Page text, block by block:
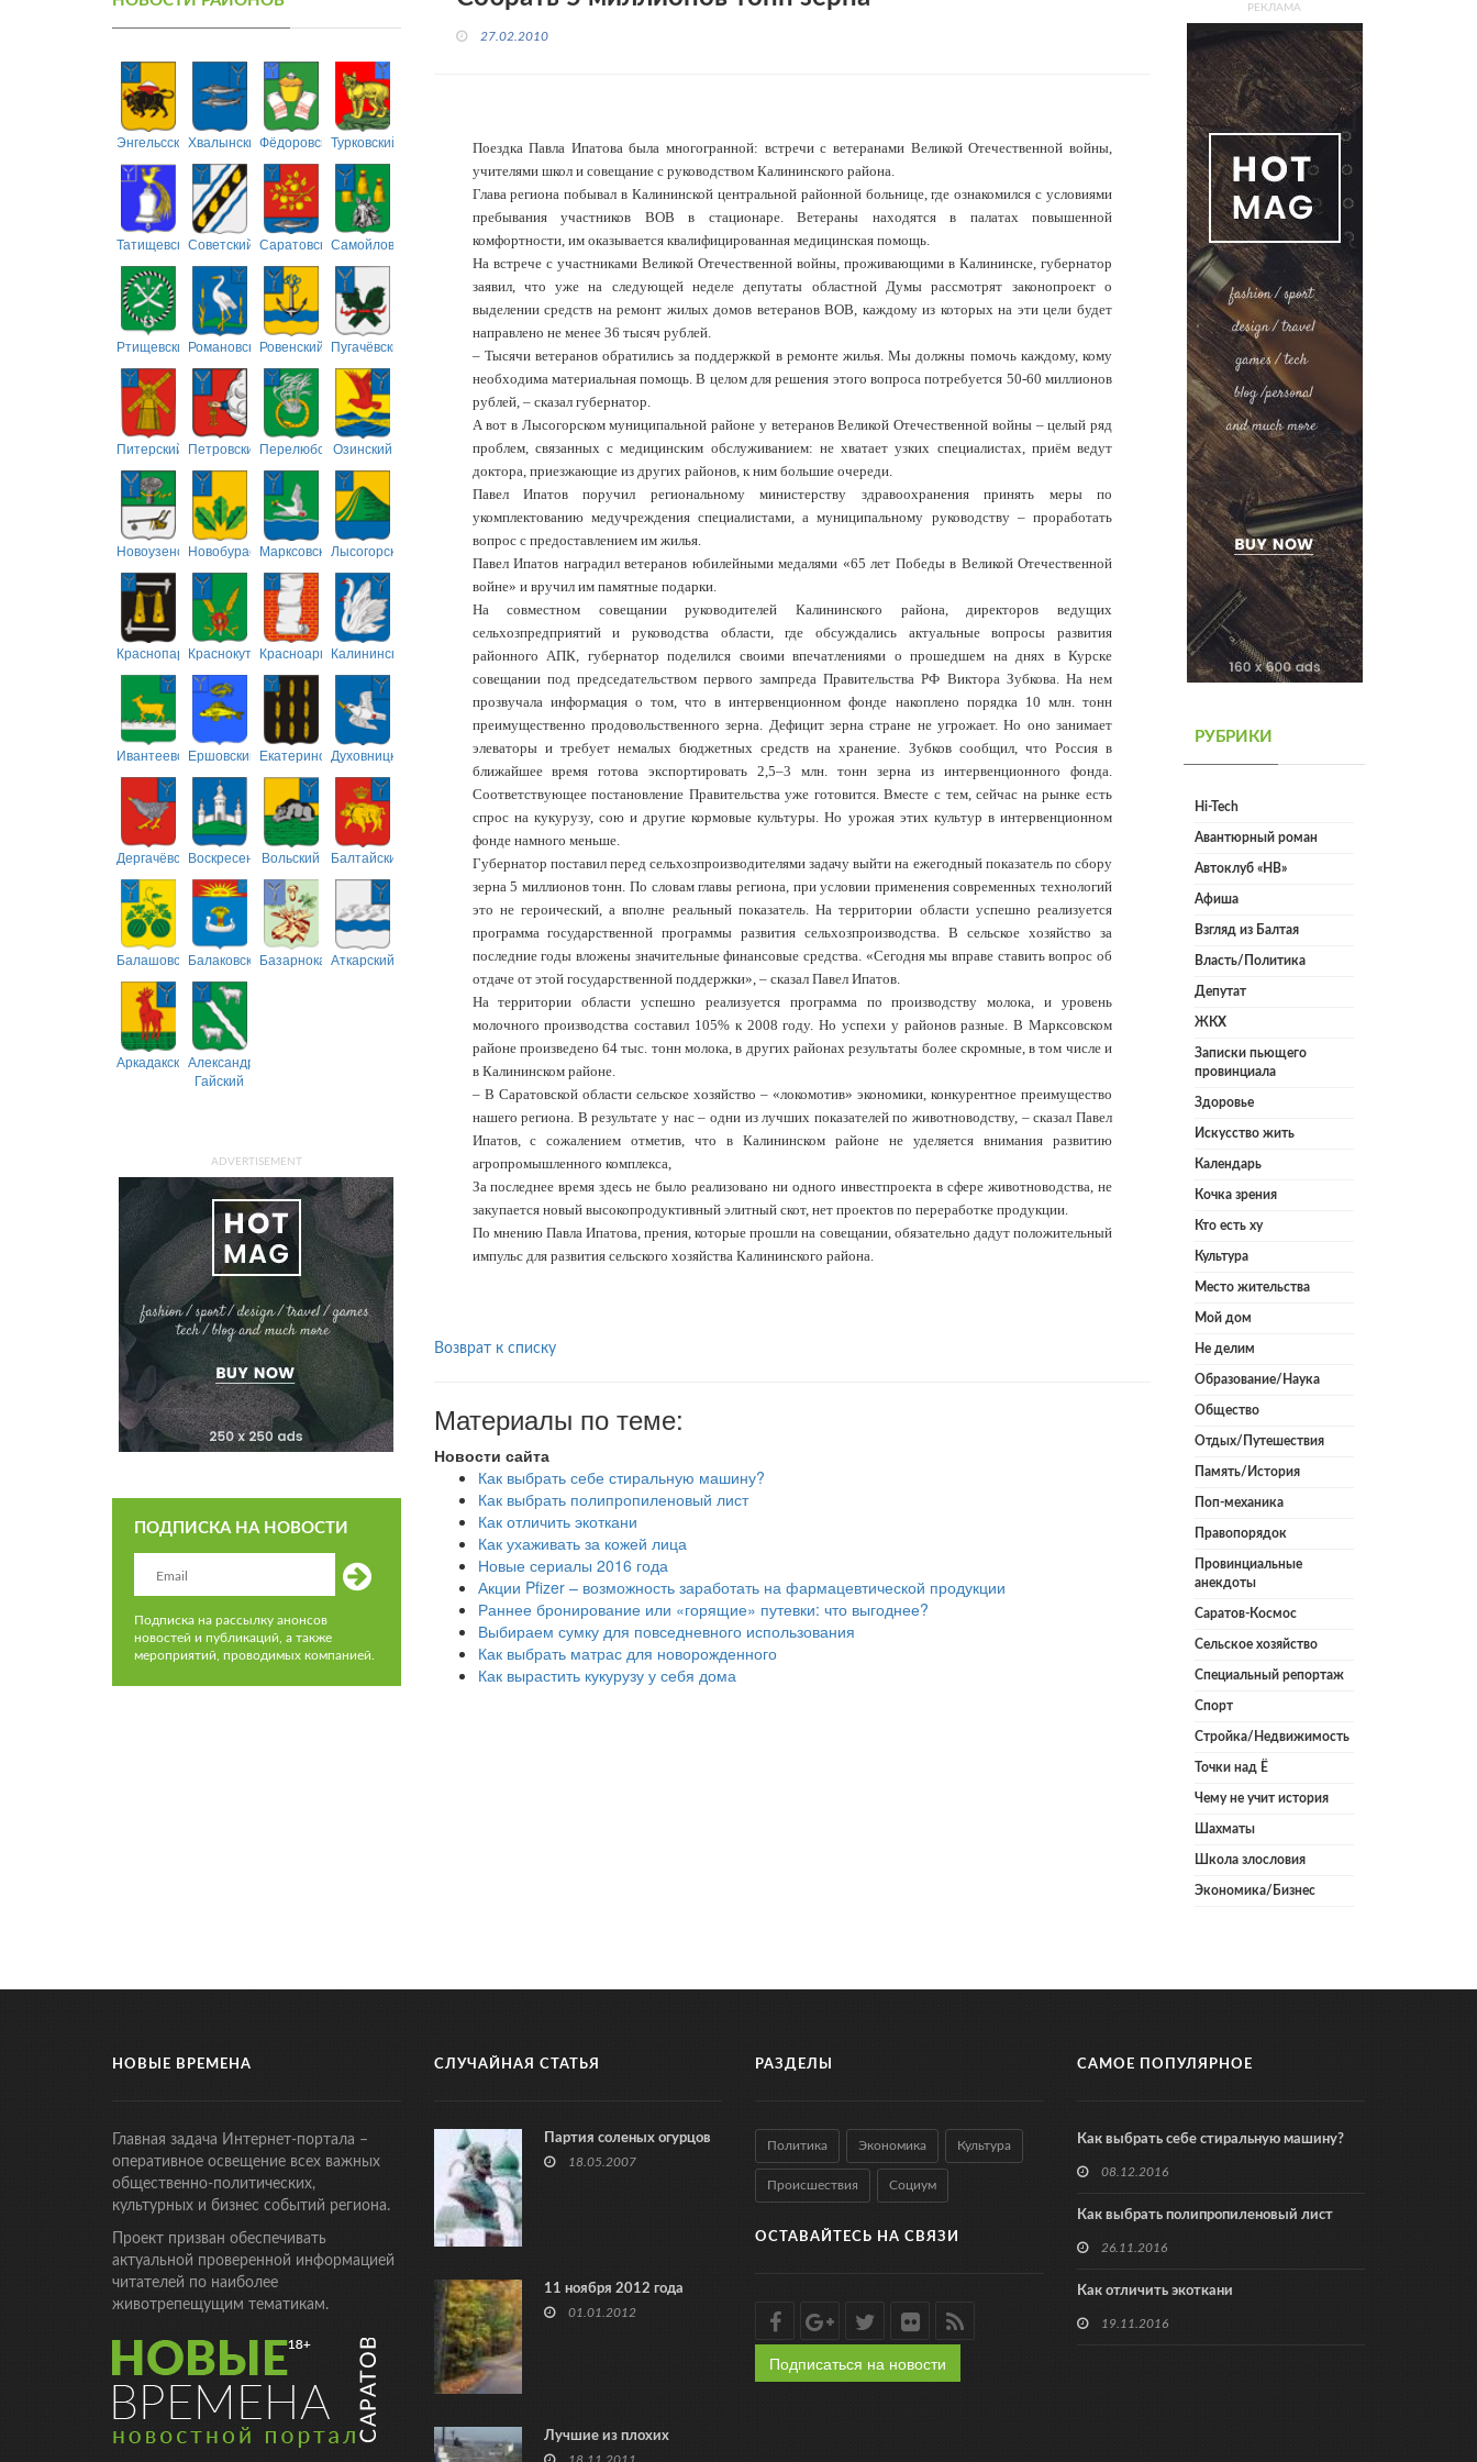
ЭнгельсскийХвалынскийФёдоровскийТурковский
ТатищевскийСоветский СаратовскийСамойловский
РтищевскийРомановскийРовенский Пугачёвский
Питерский ПетровскийПерелюбскийОзинский
НовоузенскийНовобурасскийМарксовскийЛысогорский
Краснопартизанский
КраснокутскийКрасноармейский
Калининский
ИвантеевскийЕршовский ЕкатериновскийДуховницкий
ДергачёвскийВоскресенскийВольский Балтайский
БалашовскийБалаковскийБазарнокарабулакский
Аткарский
АркадакскийАлександрово-
Гайский
ADVERTISEMENT
ПОДПИСКА НА НОВОСТИ
Подписка на рассылку анонсов
новостей и публикаций, а также
мероприятий, проводимых компанией.
27.02.2010
Поездка Павла Ипатова была многогранной: встречи с ветеранами Великой Отечественной войны,
учителями школ и совещание с руководством Калининского района.
Глава региона побывал в Калининской центральной районной больнице, где ознакомился с условиями
пребывания участников ВОВ в стационаре. Ветераны находятся в палатах повышенной
комфортности, им оказывается квалифицированная медицинская помощь.
На встрече с участниками Великой Отечественной войны, проживающими в Калининске, губернатор
заявил, что уже на следующей неделе депутаты областной Думы рассмотрят законопроект о
выделении средств на ремонт жилых домов ветеранов ВОВ, каждому из которых на эти цели будет
направлено не менее 36 тысяч рублей.
– Тысячи ветеранов обратились за поддержкой в ремонте жилья. Мы должны помочь каждому, кому
необходима материальная помощь. В целом для решения этого вопроса потребуется 50-60 миллионов
рублей, – сказал губернатор.
А вот в Лысогорском муниципальной районе у ветеранов Великой Отечественной войны – целый ряд
проблем, связанных с медицинским обслуживанием: не хватает узких специалистах, приём ведут
доктора, приезжающие из других районов, к ним большие очереди.
Павел Ипатов поручил региональному министерству здравоохранения принять меры по
укомплектованию медучреждения специалистами, а муниципальному руководству – проработать
вопрос с предоставлением им жилья.
Павел Ипатов наградил ветеранов юбилейными медалями «65 лет Победы в Великой Отечественной
войне» и вручил им памятные подарки.
На совместном совещании руководителей Калининского района, директоров ведущих
сельхозпредприятий и руководства области, где обсуждались актуальные вопросы развития
районного АПК, губернатор поделился своими впечатлениями о прошедшем на днях в Курске
совещании под председательством первого зампреда Правительства РФ Виктора Зубкова. На нем
прозвучала информация о том, что в интервенционном фонде накоплено порядка 10 млн. тонн
преимущественно продовольственного зерна. Дефицит зерна стране не угрожает. Но оно занимает
элеваторы и требует немалых бюджетных средств на хранение. Зубков сообщил, что Россия в
ближайшее время готова экспортировать 2,5–3 млн. тонн зерна из интервенционного фонда.
Соответствующее постановление Правительства уже готовится. Вместе с тем, сейчас на рынке есть
спрос на кукурузу, сою и другие кормовые культуры. Но урожая этих культур в интервенционном
фонде намного меньше.
Губернатор поставил перед сельхозпроизводителями задачу выйти на ежегодный показатель по сбору
зерна 5 миллионов тонн. По словам главы региона, при условии применения современных технологий
это не героический, а вполне реальный показатель. На территории области успешно реализуется
программа государственной программы развития сельхозпроизводства. В сельское хозяйство за
последние годы вложены значительные финансовые средства. «Сегодня мы вправе ставить вопрос об
отдаче от этой государственной поддержки», – сказал Павел Ипатов.
На территории области успешно реализуется программа по производству молока, и уровень
молочного производства составил 105% к 2008 году. Но успехи у районов разные. В Марксовском
районе произведено 64 тыс. тонн молока, в других районах результаты более скромные, в том числе и
в Калининском районе.
– В Саратовской области сельское хозяйство – «локомотив» экономики, конкурентное преимущество
нашего региона. В результате у нас – одни из лучших показателей по животноводству, – сказал Павел
Ипатов, с сожалением отметив, что в Калининском районе не уделяется внимания развитию
агропромышленного комплекса,
За последнее время здесь не было реализовано ни одного инвестпроекта в сфере животноводства, не
закупается новый высокопродуктивный элитный скот, нет проектов по переработке продукции.
По мнению Павла Ипатова, прения, которые прошли на совещании, обязательно дадут положительный
импульс для развития сельского хозяйства Калининского района.
Возврат к списку
Материалы по теме:
Новости сайта
Как выбрать себе стиральную машину?
Как выбрать полипропиленовый лист
Как отличить экоткани
Как ухаживать за кожей лица
Новые сериалы 2016 года
Акции Pfizer – возможность заработать на фармацевтической продукции
Раннее бронирование или «горящие» путевки: что выгоднее?
Выбираем сумку для повседневного использования
Как выбрать матрас для новорожденного
Как вырастить кукурузу у себя дома
РЕКЛАМА
РУБРИКИ
Hi-Tech
Авантюрный роман
Автоклуб «НВ»
Афиша
Взгляд из Балтая
Власть/Политика
Депутат
ЖКХ
Записки пьющего
провинциала
Здоровье
Искусство жить
Календарь
Кочка зрения
Кто есть ху
Культура
Место жительства
Мой дом
Не делим
Образование/Наука
Общество
Отдых/Путешествия
Память/История
Поп-механика
Правопорядок
Провинциальные
анекдоты
Саратов-Космос
Сельское хозяйство
Специальный репортаж
Спорт
Стройка/Недвижимость
Точки над Ё
Чему не учит история
Шахматы
Школа злословия
Экономика/Бизнес
НОВЫЕ ВРЕМЕНА
Главная задача Интернет-портала –
оперативное освещение всех важных
общественно-политических,
культурных и бизнес событий региона.
Проект призван обеспечивать
актуальной проверенной информацией
читателей по наиболее
животрепещущим тематикам.
СЛУЧАЙНАЯ СТАТЬЯ
Партия соленых огурцов
18.05.2007
11 ноября 2012 года
01.01.2012
Лучшие из плохих
РАЗДЕЛЫ
Политика Экономика Культура
Происшествия Социум
ОСТАВАЙТЕСЬ НА СВЯЗИ
Подписаться на новости
САМОЕ ПОПУЛЯРНОЕ
Как выбрать себе стиральную машину?
08.12.2016
Как выбрать полипропиленовый лист
26.11.2016
Как отличить экоткани
19.11.2016